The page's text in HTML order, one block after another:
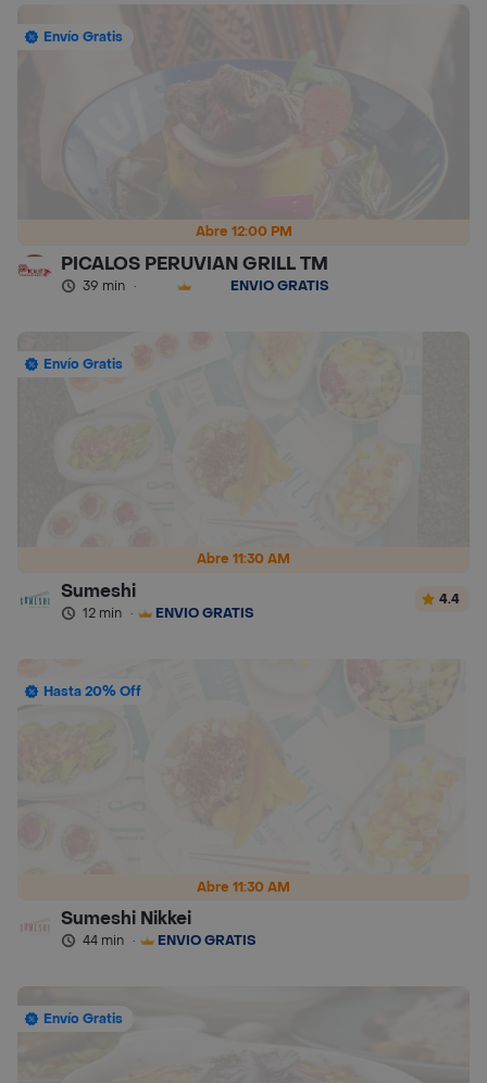
Abre 12:00 PM
Envío Gratis
PICALOS PERUVIAN GRILL TM
39 min · ENVÍO GRATIS
Abre 11:30 AM
Envío Gratis
Sumeshi
12 min · ENVÍO GRATIS
4.4
Abre 11:30 AM
Hasta 20% Off
Sumeshi Nikkei
44 min · ENVÍO GRATIS
Envío Gratis